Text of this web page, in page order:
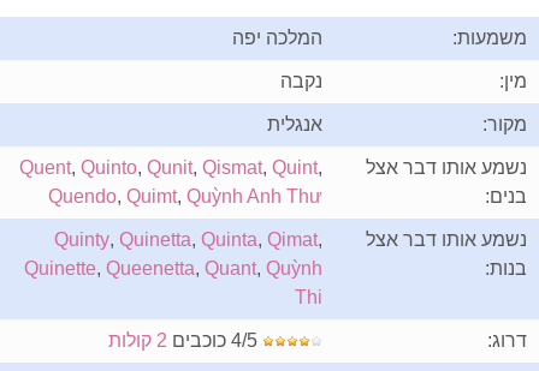
משמעות: המלכה יפה
מין: נקבה
מקור: אנגלית
נשמע אותו דבר אצל
בנים:
Quent ,Quinto ,Qunit ,Qismat ,Quint
Quendo ,Quimt ,Quỳnh Anh Thư
נשמע אותו דבר אצל
בנות:
Quinty ,Quinetta ,Quinta ,Qimat
Quinette ,Queenetta ,Quant ,Quỳnh
Thi
דרוג: 4/5 כוכבים 2 קולות